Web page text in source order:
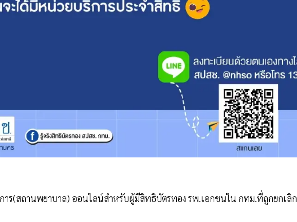
ร(สถานพยาบาล) ออนไลน์สำหรับผู้มีสิทธิบัตรทอง รพ.เอกชนใน กทม.ที่ถูกยกเลิก